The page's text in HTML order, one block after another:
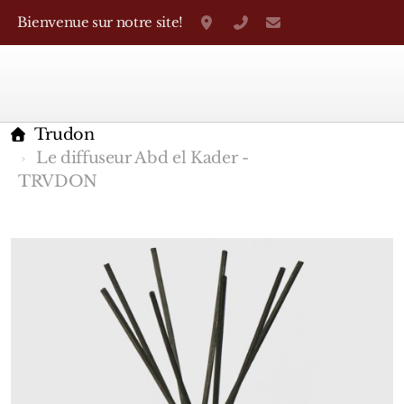
Bienvenue sur notre site! Grand-Rue 38, Genève
+41 22 310 38 75
Trudon
Le diffuseur Abd el Kader -
TRVDON
Marques Françaises